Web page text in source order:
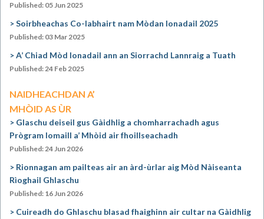
Published: 05 Jun 2025
Soirbheachas Co-labhairt nam Mòdan Ionadail 2025
Published: 03 Mar 2025
A’ Chiad Mòd Ionadail ann an Siorrachd Lannraig a Tuath
Published: 24 Feb 2025
NAIDHEACHDAN A’
MHÒID AS ÙR
Glaschu deiseil gus Gàidhlig a chomharrachadh agus
Prògram Iomaill a’ Mhòid air fhoillseachadh
Published: 24 Jun 2026
Rionnagan am pailteas air an àrd-ùrlar aig Mòd Nàiseanta
Rìoghail Ghlaschu
Published: 16 Jun 2026
Cuireadh do Ghlaschu blasad fhaighinn air cultar na Gàidhlig